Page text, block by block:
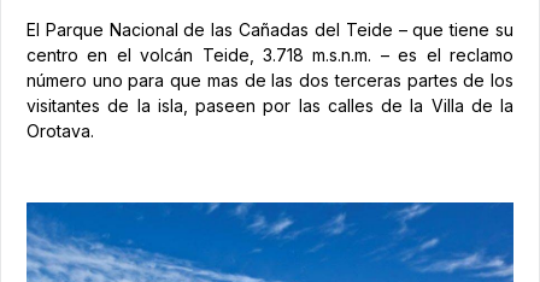
El Parque Nacional de las Cañadas del Teide – que tiene su
centro en el volcán Teide, 3.718 m.s.n.m. – es el reclamo
número uno para que mas de las dos terceras partes de los
visitantes de la isla, paseen por las calles de la Villa de la
Orotava.